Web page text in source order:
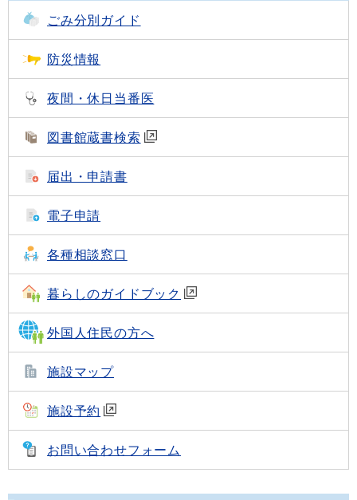
ごみ分別ガイド
防災情報
夜間・休日当番医
図書館蔵書検索
届出・申請書
電子申請
各種相談窓口
暮らしのガイドブック
外国人住民の方へ
施設マップ
施設予約
お問い合わせフォーム